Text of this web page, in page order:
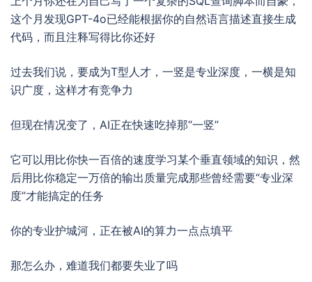
这个月发现GPT-4o已经能根据你的自然语言描述直接生成
代码，而且注释写得比你还好
过去我们说，要成为T型人才，一竖是专业深度，一横是知
识广度，这样才有竞争力
但现在情况变了，AI正在快速吃掉那“一竖”
它可以用比你快一百倍的速度学习某个垂直领域的知识，然
后用比你稳定一万倍的输出质量完成那些曾经需要“专业深
度”才能搞定的任务
你的专业护城河，正在被AI的算力一点点填平
那怎么办，难道我们都要失业了吗